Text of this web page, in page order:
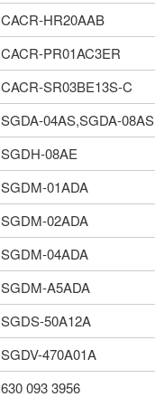
CACR-HR20AAB
CACR-PR01AC3ER
CACR-SR03BE13S-C
SGDA-04AS,SGDA-08AS
SGDH-08AE
SGDM-01ADA
SGDM-02ADA
SGDM-04ADA
SGDM-A5ADA
SGDS-50A12A
SGDV-470A01A
630 093 3956